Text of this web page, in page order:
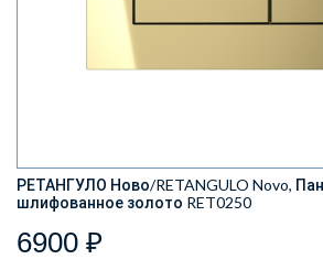
РЕТАНГУЛО Ново/RETANGULO Novo,
шлифованное золото RET0250
6900 ₽